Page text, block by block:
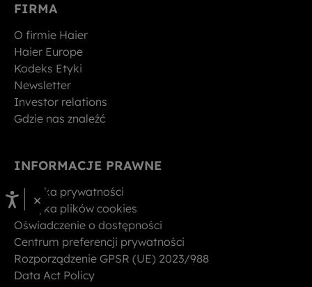
FIRMA
O firmie Haier
Haier Europe
Kodeks Etyki
Newsletter
Investor relations
Gdzie nas znaleźć
INFORMACJE PRAWNE
Polityka prywatności
Polityka plików cookies
Oświadczenie o dostępności
Centrum preferencji prywatności
Rozporządzenie GPSR (UE) 2023/988
Data Act Policy
×